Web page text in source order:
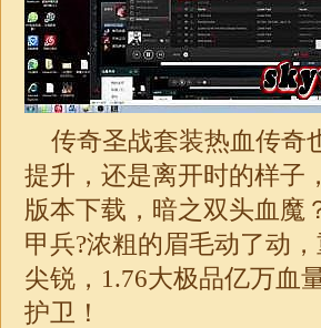
传奇圣战套装热血传奇
提升，还是离开时的样子
版本下载，暗之双头血魔
甲兵?浓粗的眉毛动了动
尖锐， 1.76大极品亿万血
护卫！